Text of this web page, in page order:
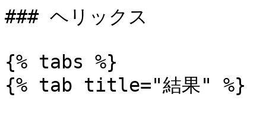
### ヘリックス
{% tabs %}
{% tab title="結果" %}